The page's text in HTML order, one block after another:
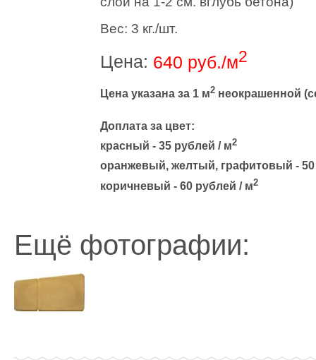
Вес: 3 кг./шт.
Цена: 640 pуб./м2
Цена указана за 1 м2 неокрашенной
Доплата за цвет:
красный - 35 рублей / м2
оранжевый, желтый, графитовый - 50
коричневый - 60 рублей / м2
Ещё фотографии: